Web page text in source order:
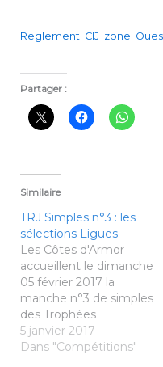
Partager :
Similaire
TRJ Simples n°3 : les
sélections Ligues
Les Côtes d'Armor
accueillent le dimanche
05 février 2017 la
manche n°3 de simples
des Trophées
Régionaux jeunes. La
sélection Ligue est
5 janvier 2017
Dans "Compétitions"